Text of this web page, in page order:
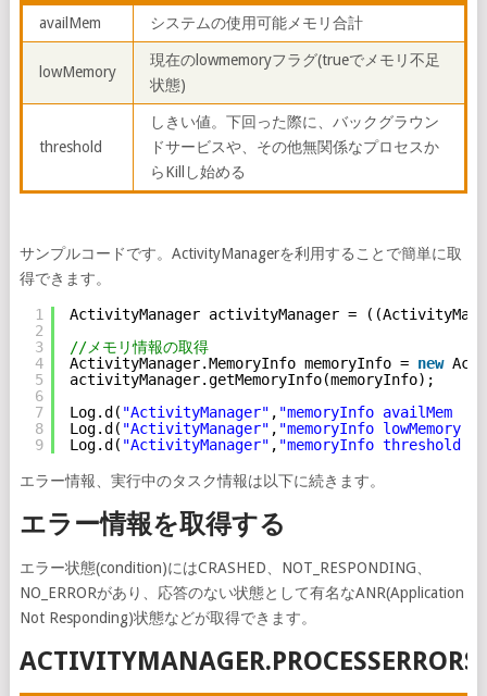
availMem システムの使用可能メモリ合計
lowMemory
現在のlowmemoryフラグ(trueでメモリ不足
状態)
threshold
しきい値。下回った際に、バックグラウン
ドサービスや、その他無関係なプロセスか
らKillし始める
サンプルコードです。ActivityManagerを利用することで簡単に取
得できます。
1
2
3
4
5
6
7
8
9
ActivityManager activityManager =
//メモリ情報の取得
ActivityManager.MemoryInfo memoryInfo = new
activityManager.getMemoryInfo(memoryInfo);
Log.d( "ActivityManager" , "memoryInfo availMem  :"
Log.d( "ActivityManager" , "memoryInfo lowMemory :"
Log.d( "ActivityManager" , "memoryInfo threshold :"
エラー情報、実行中のタスク情報は以下に続きます。
エラー情報を取得する
エラー状態(condition)にはCRASHED、NOT_RESPONDING、
NO_ERRORがあり、応答のない状態として有名なANR(Application
Not Responding)状態などが取得できます。